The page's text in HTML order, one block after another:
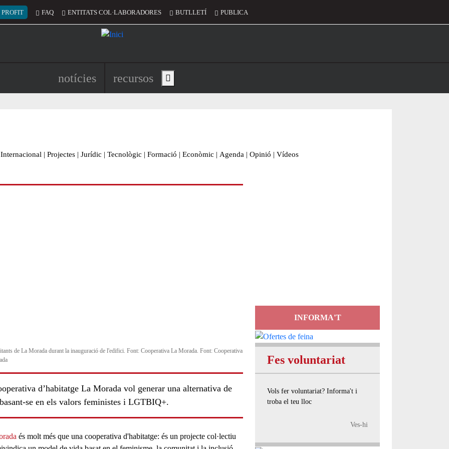
del compte d'usuari
PROFIT FAQ ENTITATS COL·LABORADORES BUTLLETÍ PUBLICA
Navegació principal de l'encapçalament
notícies recursos Show main menu
Internacional | Projectes | Jurídic | Tecnològic | Formació | Econòmic | Agenda | Opinió | Vídeos
de La Morada durant la inauguració de l'edifici. Font: Cooperativa La Morada. Font: Cooperativa
d’habitatge La Morada vol generar una alternativa de
se en els valors feministes i LGTBIQ+.
és molt més que una cooperativa d'habitatge: és un projecte col·lectiu
INFORMA'T
Fes voluntariat
Vols fer voluntariat? Informa't i
troba el teu lloc
Ves-hi